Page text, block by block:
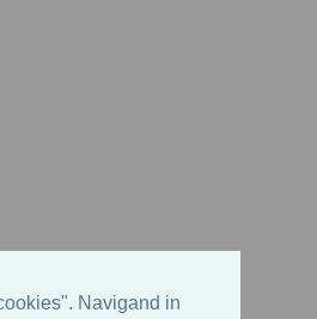
Navigand in